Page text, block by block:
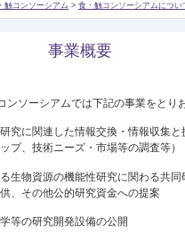
触コンソーシアム >食・触コンソーシアムについ
事業概要
ンソーシアムでは下記の事業をとり
究に関連した情報交換・情報収集と
プ、技術ニーズ・市場等の調査等）
生物資源の機能性研究に関わる共同
、その他公的研究資金への提案
等の研究開発設備の公開